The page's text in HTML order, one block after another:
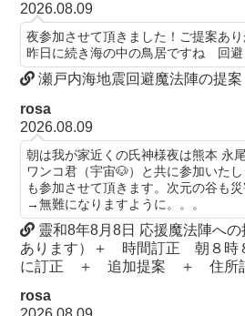
2026.08.09
夜参加させて頂きました！ご提案あり
昨日に続き海の中の鳥居ですね 回避
瀬戸内海地震回避魔法陣の提案
rosa
2026.08.09
朝は我が家近くの氏神様夜は熊本 永
ワンコ君（宇宙🐶）と共に参加いた
も参加させて頂きます。次元の谷も
→無難になりますように。。。
靈和8年8月8日 応援魔法陣へ
あります）＋ 時間訂正 朝８時
に訂正 ＋ 追加提案 ＋ 住所
rosa